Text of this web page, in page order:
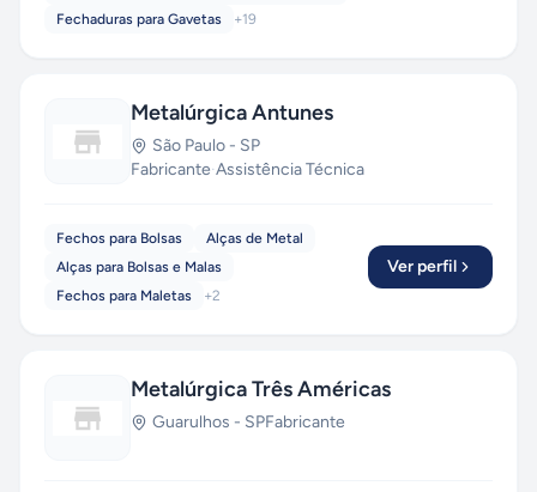
Fechaduras para Gavetas
+19
Metalúrgica Antunes
São Paulo - SP
Fabricante·Assistência Técnica
Fechos para Bolsas
Alças de Metal
Alças para Bolsas e Malas
Fechos para Maletas
+2
Ver perfil
Metalúrgica Três Américas
Guarulhos - SPFabricante